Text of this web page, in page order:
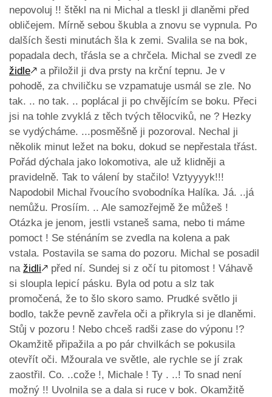
nepovoluj !! štěkl na ni Michal a tleskl ji dlaněmi před
obličejem. Mírně sebou škubla a znovu se vypnula. Po
dalších šesti minutách šla k zemi. Svalila se na bok,
popadala dech, třásla se a chrčela. Michal se zvedl ze
židle🡕 a přiložil ji dva prsty na krční tepnu. Je v
pohodě, za chviličku se vzpamatuje usmál se zle. No
tak. .. no tak. .. poplácal ji po chvějícím se boku. Přeci
jsi na tohle zvyklá z těch tvých tělocviků, ne ? Hezky
se vydýcháme. ...posměšně ji pozoroval. Nechal ji
několik minut ležet na boku, dokud se nepřestala třást.
Pořád dýchala jako lokomotiva, ale už klidněji a
pravidelně. Tak to válení by stačilo! Vztyyyyk!!!
Napodobil Michal řvoucího svobodníka Halíka. Já. ..já
nemůžu. Prosíím. .. Ale samozřejmě že můžeš !
Otázka je jenom, jestli vstaneš sama, nebo ti máme
pomoct ! Se sténáním se zvedla na kolena a pak
vstala. Postavila se sama do pozoru. Michal se posadil
na židli🡕 před ní. Sundej si z očí tu pitomost ! Váhavě
si sloupla lepicí pásku. Byla od potu a slz tak
promočená, že to šlo skoro samo. Prudké světlo ji
bodlo, takže pevně zavřela oči a přikryla si je dlaněmi.
Stůj v pozoru ! Nebo chceš radši zase do výponu !?
Okamžitě připažila a po pár chvilkách se pokusila
otevřít oči. Mžourala ve světle, ale rychle se jí zrak
zaostřil. Co. ..cože !, Michale ! Ty . ..! To snad není
možný !! Uvolnila se a dala si ruce v bok. Okamžitě